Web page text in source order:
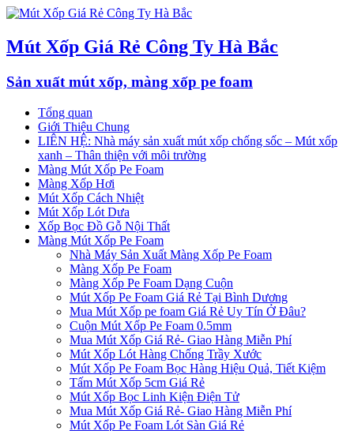
Mút Xốp Giá Rẻ Công Ty Hà Bắc
Sản xuất mút xốp, màng xốp pe foam
Tổng quan
Giới Thiệu Chung
LIÊN HỆ: Nhà máy sản xuất mút xốp chống sốc – Mút xốp
xanh – Thân thiện với môi trường
Màng Mút Xốp Pe Foam
Màng Xốp Hơi
Mút Xốp Cách Nhiệt
Mút Xốp Lót Dưa
Xốp Bọc Đồ Gỗ Nội Thất
Màng Mút Xốp Pe Foam
Nhà Máy Sản Xuất Màng Xốp Pe Foam
Màng Xốp Pe Foam
Màng Xốp Pe Foam Dạng Cuộn
Mút Xốp Pe Foam Giá Rẻ Tại Bình Dương
Mua Mút Xốp pe foam Giá Rẻ Uy Tín Ở Đâu?
Cuộn Mút Xốp Pe Foam 0.5mm
Mua Mút Xốp Giá Rẻ- Giao Hàng Miễn Phí
Mút Xốp Lót Hàng Chống Trầy Xước
Mút Xốp Pe Foam Bọc Hàng Hiệu Quả, Tiết Kiệm
Tấm Mút Xốp 5cm Giá Rẻ
Mút Xốp Bọc Linh Kiện Điện Tử
Mua Mút Xốp Giá Rẻ- Giao Hàng Miễn Phí
Mút Xốp Pe Foam Lót Sàn Giá Rẻ